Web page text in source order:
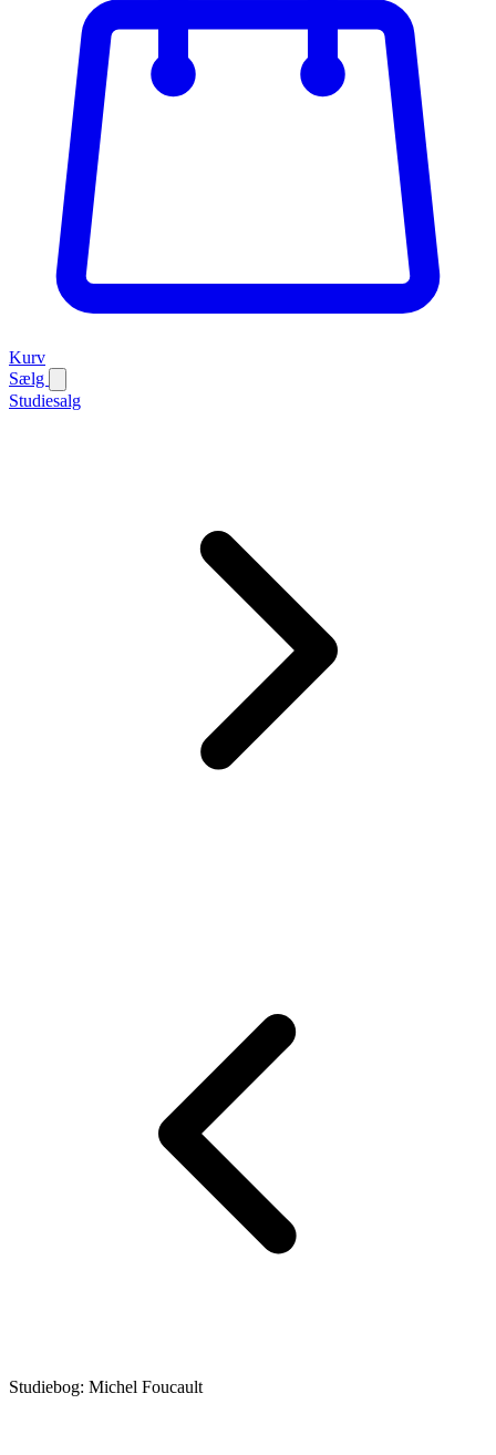
Kurv
Sælg
Studiesalg
Studiebog: Michel Foucault